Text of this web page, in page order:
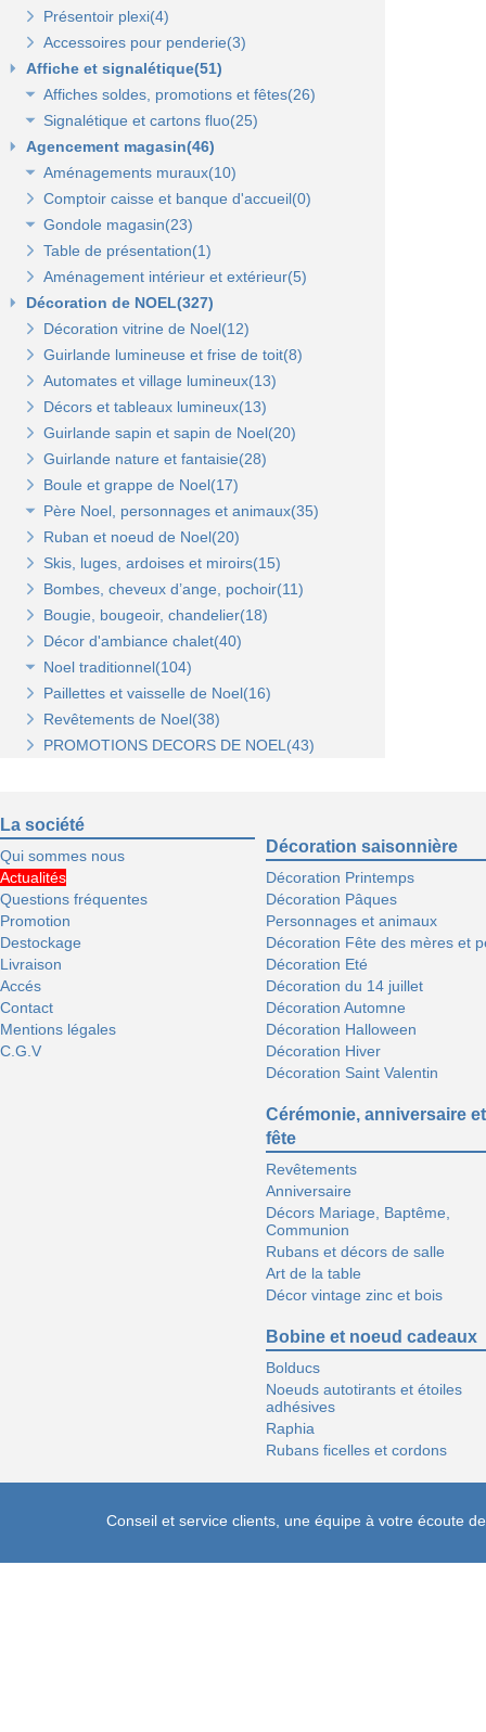
Présentoir plexi(4)
Accessoires pour penderie(3)
Affiche et signalétique(51)
Affiches soldes, promotions et fêtes(26)
Affiches fêtes(5)
Affiches soldes(21)
Signalétique et cartons fluo(25)
Cartons fluo(13)
Plaques signalétiques(10)
Tableaux horaires(2)
Agencement magasin(46)
Aménagements muraux(10)
Panneaux rainurés et accessoires(10)
Panneaux rainurés(0)
Rails et profils(0)
Gondole panneau rainuré(2)
Broches pour panneaux(3)
Tablettes bois et supports(3)
Tablettes verre et supports(3)
Autres supports(5)
Bras et penderies pour panneaux standard(0)
Panneaux en bois Opus(0)
Panneaux Opus(0)
Tablettes bois et supports Opus(0)
Accessoires pour panneaux Opus(0)
Tablettes verre et supports Opus(0)
Comptoir caisse et banque d'accueil(0)
Gondole magasin(23)
Gondoles métalliques fond métal(15)
Gondole simple de départ fond métal(0)
Gondole double de départ(0)
Montant terminal métal(0)
Broches et barres de charge(6)
Penderies et bras fond métal(4)
Tablettes et paniers(5)
Gondoles métalliques fond bois(8)
Gondole simple de départ fond bois(0)
Montant terminal pour fond bois(0)
Penderies et bras fond bois(4)
Tablettes(4)
Table de présentation(1)
Aménagement intérieur et extérieur(5)
Décoration de NOEL(327)
Décoration vitrine de Noel(12)
Guirlande lumineuse et frise de toit(8)
Automates et village lumineux(13)
Décors et tableaux lumineux(13)
Guirlande sapin et sapin de Noel(20)
Guirlande nature et fantaisie(28)
Boule et grappe de Noel(17)
Père Noel, personnages et animaux(35)
Animaux et personnages(18)
Bonhomme de neige(11)
Père Noel(13)
Ruban et noeud de Noel(20)
Skis, luges, ardoises et miroirs(15)
Bombes, cheveux d’ange, pochoir(11)
Bougie, bougeoir, chandelier(18)
Décor d'ambiance chalet(40)
Noel traditionnel(104)
Décorations de sapin(45)
Stickers de Noel(23)
Centre de table, décors et cotillons(37)
Paillettes et vaisselle de Noel(16)
Revêtements de Noel(38)
PROMOTIONS DECORS DE NOEL(43)
La société
Qui sommes nous
Actualités
Questions fréquentes
Promotion
Destockage
Livraison
Accés
Contact
Mentions légales
C.G.V
Décoration saisonnière
Décoration Printemps
Décoration Pâques
Personnages et animaux
Décoration Fête des mères et
Décoration Eté
Décoration du 14 juillet
Décoration Automne
Décoration Halloween
Décoration Hiver
Décoration Saint Valentin
Cérémonie, anniversaire et
fête
Revêtements
Anniversaire
Décors Mariage, Baptême,
Communion
Rubans et décors de salle
Art de la table
Décor vintage zinc et bois
Bobine et noeud cadeaux
Bolducs
Noeuds autotirants et étoiles
adhésives
Raphia
Rubans ficelles et cordons
Conseil et service clients, une équipe à votre écoute